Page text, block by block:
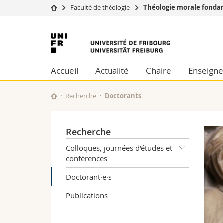
Université
Recherche
Université
Formation continue
Sciences
Lettres et
Faculté de théologie Théologie morale
Université
de
Fribourg
Accueil Actualité Chaire
Recherche Doctorants
Recherche
Colloques, journées d'études et
conférences
Doctorant·e·s
Publications